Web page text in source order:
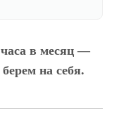
часа в месяц —
на себя.